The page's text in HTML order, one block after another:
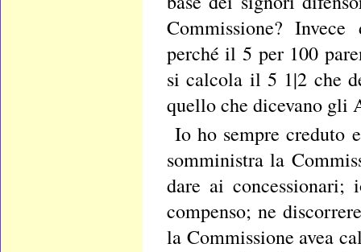
Commissione?
perché il 5 per 100
si calcola il 5 1|2 che
quello che dicevano gli
Io ho sempre creduto
somministra la
dare ai concessionari;
compenso; ne
la Commissione avea